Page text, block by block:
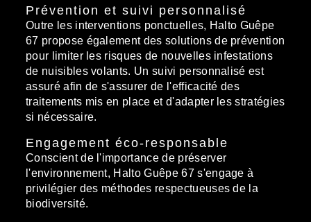
Prévention et suivi personnalisé
Outre les interventions ponctuelles, Halto Guêpe
67 propose également des solutions de prévention
pour limiter les risques de nouvelles infestations
de nuisibles volants. Un suivi personnalisé est
assuré afin de s'assurer de l'efficacité des
traitements mis en place et d'adapter les stratégies
si nécessaire.
Engagement éco-responsable
Conscient de l'importance de préserver
l'environnement, Halto Guêpe 67 s'engage à
privilégier des méthodes respectueuses de la
biodiversité.